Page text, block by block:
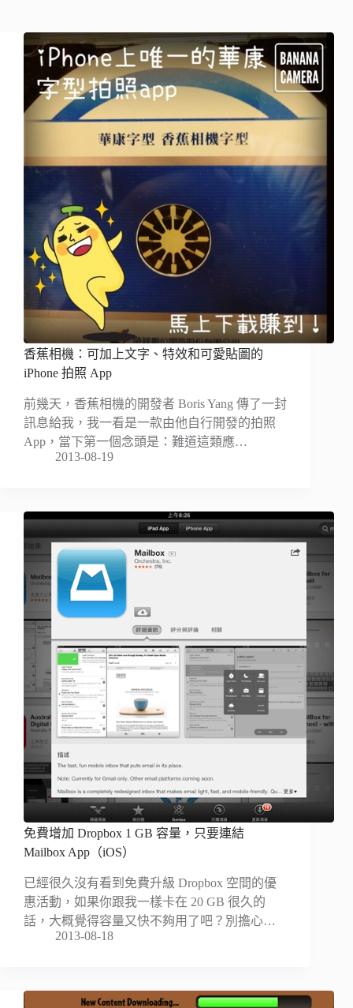
香蕉相機：可加上文字、特效和可愛貼圖的
iPhone 拍照 App
前幾天，香蕉相機的開發者 Boris Yang 傳了一封
訊息給我，我一看是一款由他自行開發的拍照
App，當下第一個念頭是：難道這類應…
2013-08-19
免費增加 Dropbox 1 GB 容量，只要連結
Mailbox App（iOS）
已經很久沒有看到免費升級 Dropbox 空間的優
惠活動，如果你跟我一樣卡在 20 GB 很久的
話，大概覺得容量又快不夠用了吧？別擔心…
2013-08-18